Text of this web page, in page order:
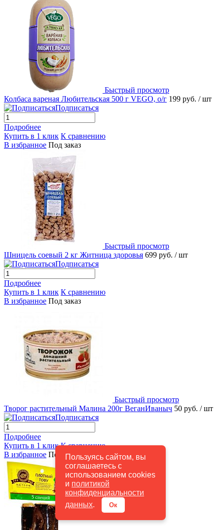
Пользуясь сайтом, вы
соглашаетесь с
использованием cookies
и политикой
конфиденциальности
данных. Ок
Быстрый просмотр
Колбаса вареная Любительская 500 г VEGO, о/г 199 руб. / шт
Подписаться
Подробнее
Купить в 1 клик К сравнению
В избранное Под заказ
Быстрый просмотр
Шницель соевый 2 кг Житница здоровья 699 руб. / шт
Подписаться
Подробнее
Купить в 1 клик К сравнению
В избранное Под заказ
Быстрый просмотр
Творог растительный Малина 200г ВеганИваныч 50 руб. / шт
Подписаться
Подробнее
Купить в 1 клик К сравнению
В избранное Под заказ